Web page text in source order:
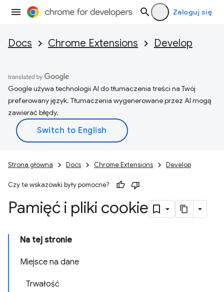
Zaloguj się
Docs Chrome Extensions Develop
Google używa technologii AI do tłumaczenia treści na Twój
preferowany język. Tłumaczenia wygenerowane przez AI mogą
zawierać błędy.
Strona główna Docs Chrome Extensions Develop
Czy te wskazówki były pomocne?
Pamięć i pliki cookie
Na tej stronie
Miejsce na dane
Trwałość